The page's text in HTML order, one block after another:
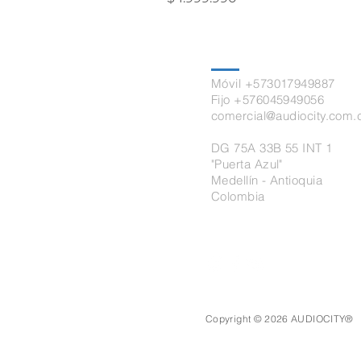
Móvil +573017949887
Fijo +576045949056
DG 75A 33B 55 INT 1
"Puerta Azul"
Medellín - Antioquia
Colombia
Copyright © 2026 AUDIOCITY®